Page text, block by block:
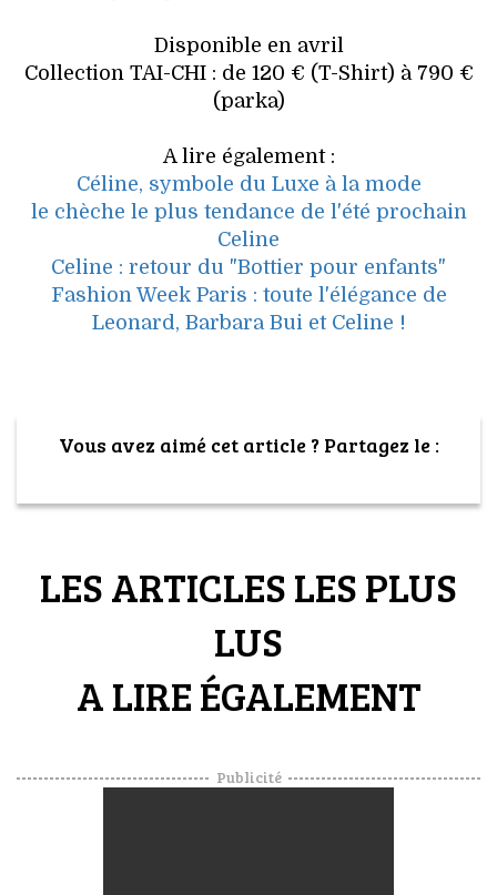
Disponible en avril
Collection TAI-CHI : de 120 € (T-Shirt) à 790 €
(parka)
A lire également :
Céline, symbole du Luxe à la mode
le chèche le plus tendance de l'été prochain
Celine
Celine : retour du "Bottier pour enfants"
Fashion Week Paris : toute l'élégance de
Leonard, Barbara Bui et Celine !
Vous avez aimé cet article ? Partagez le :
LES ARTICLES LES PLUS
LUS
A LIRE ÉGALEMENT
Publicité